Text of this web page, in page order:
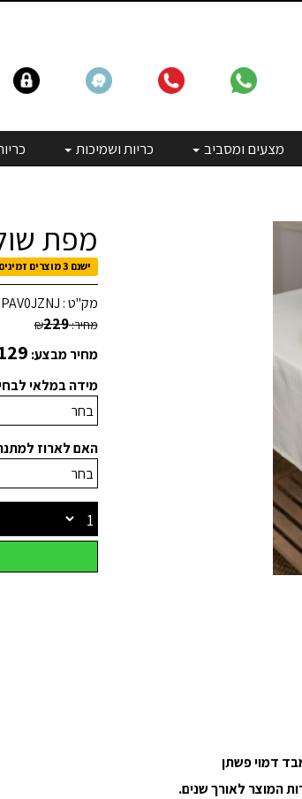
מצעים ומסביב כריות ושמיכות
מפת
ישנם 3 מוצרים זמינים במלאי.
מק"ט :
מחיר: ₪229
מחיר מבצע:
מידה במלאי
האם לארוז
דמוי פשתן
המוצר לאורך שנים.